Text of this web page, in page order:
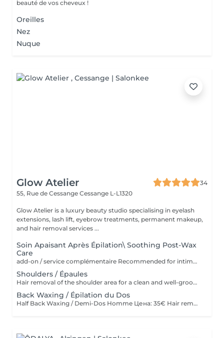
beauté de vos cheveux !
Oreilles
Nez
Nuque
Glow Atelier
34
55, Rue de Cessange Cessange L-L1320
Glow Atelier is a luxury beauty studio specialising in eyelash
extensions, lash lift, eyebrow treatments, permanent makeup,
and hair removal services ...
Soin Apaisant Après Épilation\ Soothing Post-Wax
Care
add-on / service complémentaire Recommended for intimate areas, underarms and sensitive skin. * Recommandé pour le maillot, les aisselles et les peaux sensibles. Service complémentaire à ajouter après une épilation à la cire. Idéal pour les peaux sensibles ou sujettes aux rougeurs. Application d'un masque apaisant et d'une poudre anti-stress pour calmer la peau, réduire l'inconfort et laisser la peau douce et protégée Add-on service after waxing. Ideal for sensitive skin or skin prone to redness and irritation. Includes the application of a soothing mask and anti-stress powder to calm the skin, reduce discomfort, and leave it soft and protected.
Shoulders / Épaules
Hair removal of the shoulder area for a clean and well-groomed appearance. Épilation des épaules pour un résultat propre et soigné.
Back Waxing / Épilation du Dos
Half Back Waxing / Demi-Dos Homme Цена: 35€ Hair removal of the upper or lower back for a clean and well-groomed appearance. Épilation du haut ou du bas du dos pour un résultat propre et soigné. Full Back Waxing / Dos Complet Homme Цена: 58€ Hair removal of the entire back, including upper and lower back, for smooth and long-lasting results. Épilation complète du dos, incluant le haut et le bas du dos, pour un résultat lisse et durable.